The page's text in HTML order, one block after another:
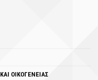
ΟΙΚΟΓΕΝΕΙΑΣ